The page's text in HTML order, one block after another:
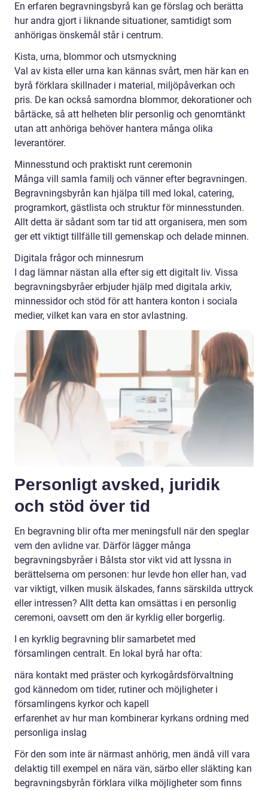
En erfaren begravningsbyrå kan ge förslag och berätta
hur andra gjort i liknande situationer, samtidigt som
anhörigas önskemål står i centrum.
Kista, urna, blommor och utsmyckning
Val av kista eller urna kan kännas svårt, men här kan en
byrå förklara skillnader i material, miljöpåverkan och
pris. De kan också samordna blommor, dekorationer och
bårtäcke, så att helheten blir personlig och genomtänkt
utan att anhöriga behöver hantera många olika
leverantörer.
Minnesstund och praktiskt runt ceremonin
Många vill samla familj och vänner efter begravningen.
Begravningsbyrån kan hjälpa till med lokal, catering,
programkort, gästlista och struktur för minnesstunden.
Allt detta är sådant som tar tid att organisera, men som
ger ett viktigt tillfälle till gemenskap och delade minnen.
Digitala frågor och minnesrum
I dag lämnar nästan alla efter sig ett digitalt liv. Vissa
begravningsbyråer erbjuder hjälp med digitala arkiv,
minnessidor och stöd för att hantera konton i sociala
medier, vilket kan vara en stor avlastning.
Personligt avsked, juridik
och stöd över tid
En begravning blir ofta mer meningsfull när den speglar
vem den avlidne var. Därför lägger många
begravningsbyråer i Bålsta stor vikt vid att lyssna in
berättelserna om personen: hur levde hon eller han, vad
var viktigt, vilken musik älskades, fanns särskilda uttryck
eller intressen? Allt detta kan omsättas i en personlig
ceremoni, oavsett om den är kyrklig eller borgerlig.
I en kyrklig begravning blir samarbetet med
församlingen centralt. En lokal byrå har ofta:
nära kontakt med präster och kyrkogårdsförvaltning
god kännedom om tider, rutiner och möjligheter i
församlingens kyrkor och kapell
erfarenhet av hur man kombinerar kyrkans ordning med
personliga inslag
För den som inte är närmast anhörig, men ändå vill vara
delaktig till exempel en nära vän, särbo eller släkting kan
begravningsbyrån förklara vilka möjligheter som finns